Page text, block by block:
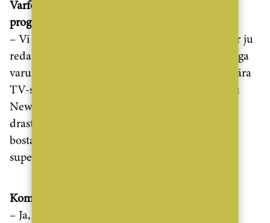
Varför tror du att just mäklare “får” göra tv-
program?
– Vi mäklare verkar vara sist ute i detta, det har ju
redan gjorts program om arga snickare och billiga
varuhus. Men tack vare Fredrik Eklunds populära
TV-show “Million Dollar Listing” om mäklare i
New York så har förstås intresset ökat
drastiskt. Hur många slösurfar inte runt bland
bostadsannonserna på nätet? Intresset är
superstort!
Kommer det fler säsonger?
– Ja, om du gillade säsong 1 kommer du att